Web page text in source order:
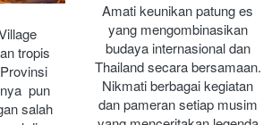
tropis
pun
salah
Amati keunikan patung es
yang mengombinasikan
budaya internasional dan
Thailand secara bersamaan.
Nikmati berbagai kegiatan
dan pameran setiap musim